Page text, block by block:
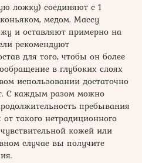
ложку) соединяют с 1
медом. Массу
и оставляют примерно на
рекомендуют
для того, чтобы он более
в глубоких слоях
использовании достаточно
С каждым разом можно
пребывания
от такого нетрадиционного
кожей или
случае вы получите